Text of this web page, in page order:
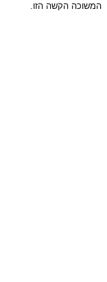
המשוכה הקשה הזו.